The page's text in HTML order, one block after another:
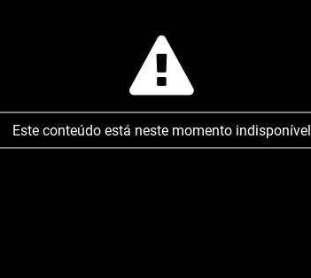
Este conteúdo está neste momento indisponível